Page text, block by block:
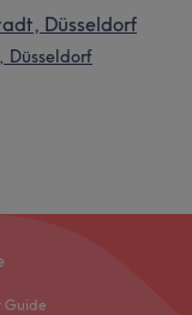
Düsseldorf
Düsseldorf
Guide